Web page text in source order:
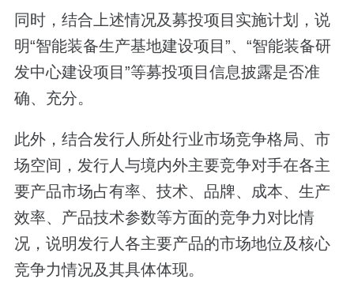
同时，结合上述情况及募投项目实施计划，说
明“智能装备生产基地建设项目”、“智能装备研
发中心建设项目”等募投项目信息披露是否准
确、充分。
此外，结合发行人所处行业市场竞争格局、市
场空间，发行人与境内外主要竞争对手在各主
要产品市场占有率、技术、品牌、成本、生产
效率、产品技术参数等方面的竞争力对比情
况，说明发行人各主要产品的市场地位及核心
竞争力情况及其具体体现。